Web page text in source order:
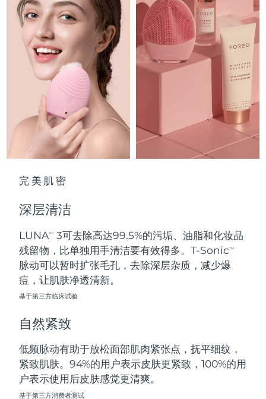
完美肌密
深层清洁
LUNATM
3可去除高达99.5%的污垢、油脂和化妆品
残留物，比单独用手清洁要有效得多。T-SonicTM
脉动可以暂时扩张毛孔，去除深层杂质，减少爆
痘，让肌肤净透清新。
基于第三方临床试验
自然紧致
低频脉动有助于放松面部肌肉紧张点，抚平细纹，
紧致肌肤。94%的用户表示皮肤更紧致，100%的用
户表示使用后皮肤感觉更清爽。
基于第三方消费者测试
荷兰 预计送达日期09/08/2026
新西兰 预计送达日期09/08/2026
挪威 预计送达日期 09/08/2026
12/08/2026
菲律宾 预计送达日期 12/08/2026
波兰 预计送达日期10/08/2026
葡萄牙
波多黎各
卡塔尔 预计送达日期 10/08/2026
留尼汪 预计送达日期14/08/2026
罗马尼亚
俄罗斯
沙特阿拉伯 预计送达日期 10/08/2026
新加坡